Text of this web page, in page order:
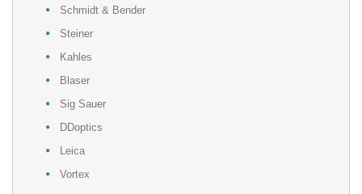
Schmidt & Bender
Steiner
Kahles
Blaser
Sig Sauer
DDoptics
Leica
Vortex